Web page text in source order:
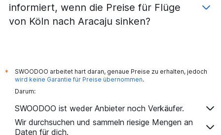
informiert, wenn die Preise für Flüge
von Köln nach Aracaju sinken?
*
SWOODOO arbeitet hart daran, genaue Preise zu erhalten, jedoch
wird keine Garantie für Preise übernommen.
Darum:
SWOODOO ist weder Anbieter noch Verkäufer.
Wir durchsuchen und sammeln riesige Mengen an
Daten für dich.